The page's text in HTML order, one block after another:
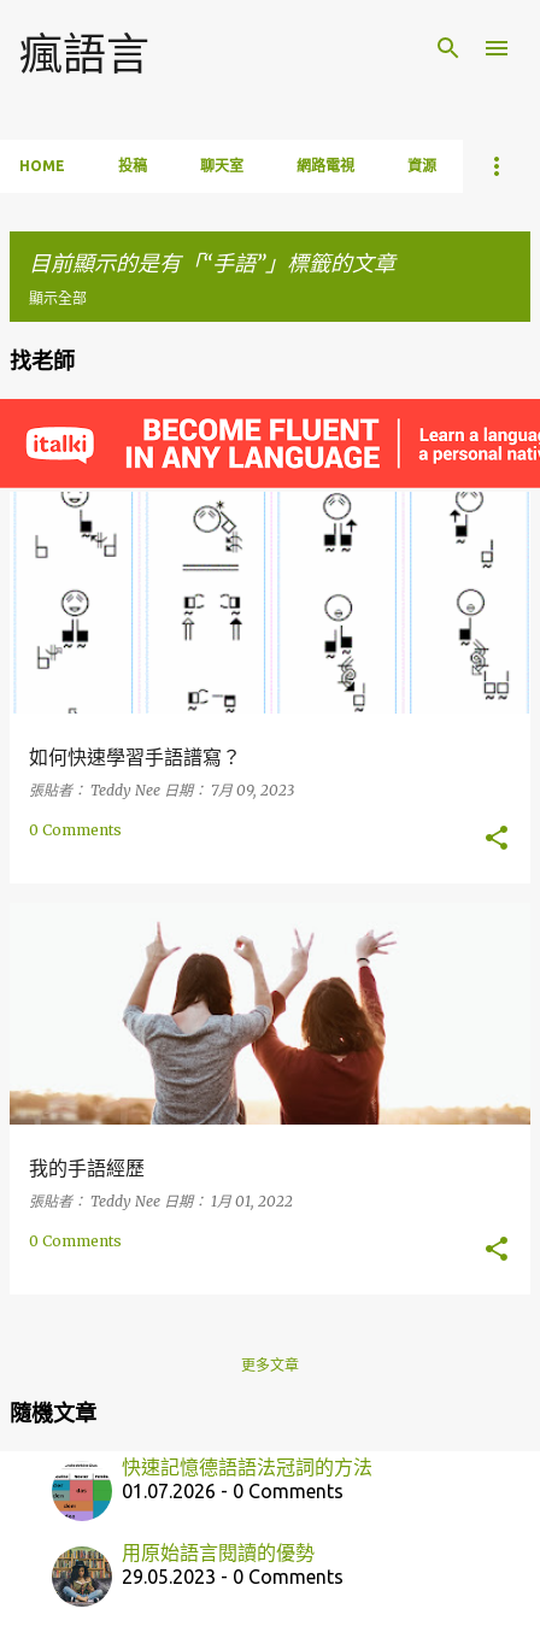
瘋語言
HOME 投稿 聊天室 網路電視 資源
目前顯示的是有「 手語 」標籤的文章
顯示全部
發
表
找老師
如何快速學習手語譜寫？
張貼者： Teddy Nee 日期： 7月 09, 2023
0 Comments
我的手語經歷
張貼者： Teddy Nee 日期： 1月 01, 2022
0 Comments
更多文章
隨機文章
快速記憶德語語法冠詞的方法
01.07.2026 - 0 Comments
用原始語言閱讀的優勢
29.05.2023 - 0 Comments